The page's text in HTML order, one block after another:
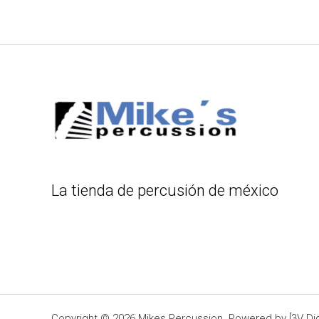
La tienda de percusión de méxico